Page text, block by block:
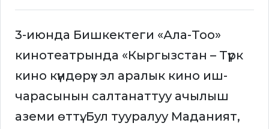
3-июнда Бишкектеги «Ала-Тоо»
кинотеатрында «Кыргызстан – Түрк
кино күндөрү» эл аралык кино иш-
чарасынын салтанаттуу ачылыш
аземи өттү. Бул тууралуу Маданият,